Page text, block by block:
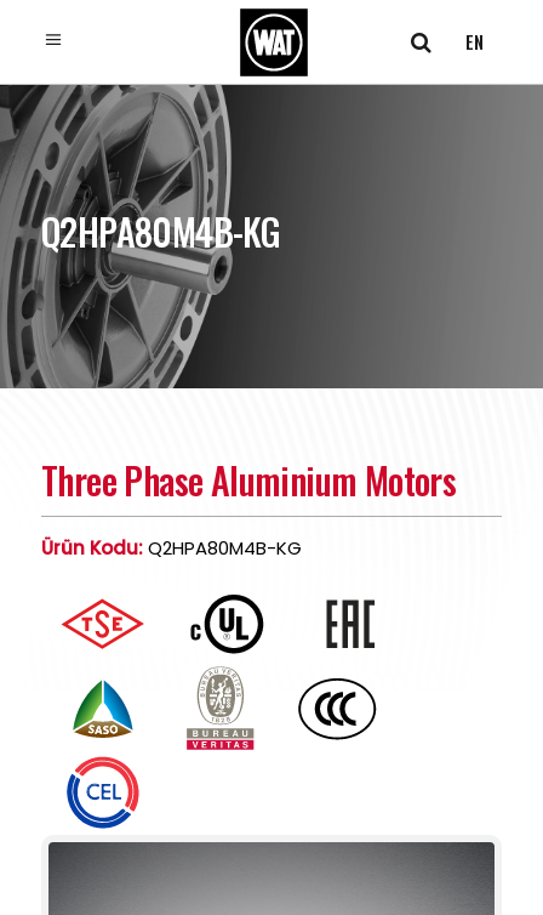
EN
Q2HPA80M4B-KG
Three Phase Aluminium Motors
Ürün Kodu:Q2HPA80M4B-KG